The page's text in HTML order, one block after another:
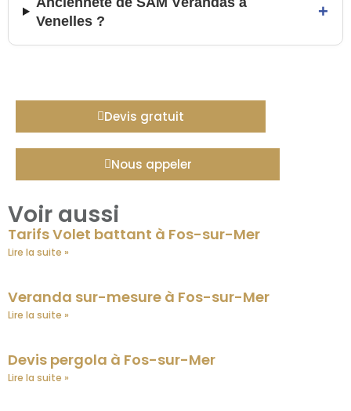
Venelles ?
+
Devis gratuit
Nous appeler
Voir aussi
Tarifs Volet battant à Fos-sur-Mer
Lire la suite »
Veranda sur-mesure à Fos-sur-Mer
Lire la suite »
Devis pergola à Fos-sur-Mer
Lire la suite »